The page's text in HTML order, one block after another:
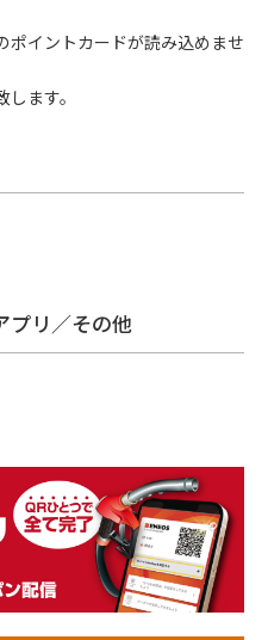
イントカードが読み込めませ
ます。
プリ／その他